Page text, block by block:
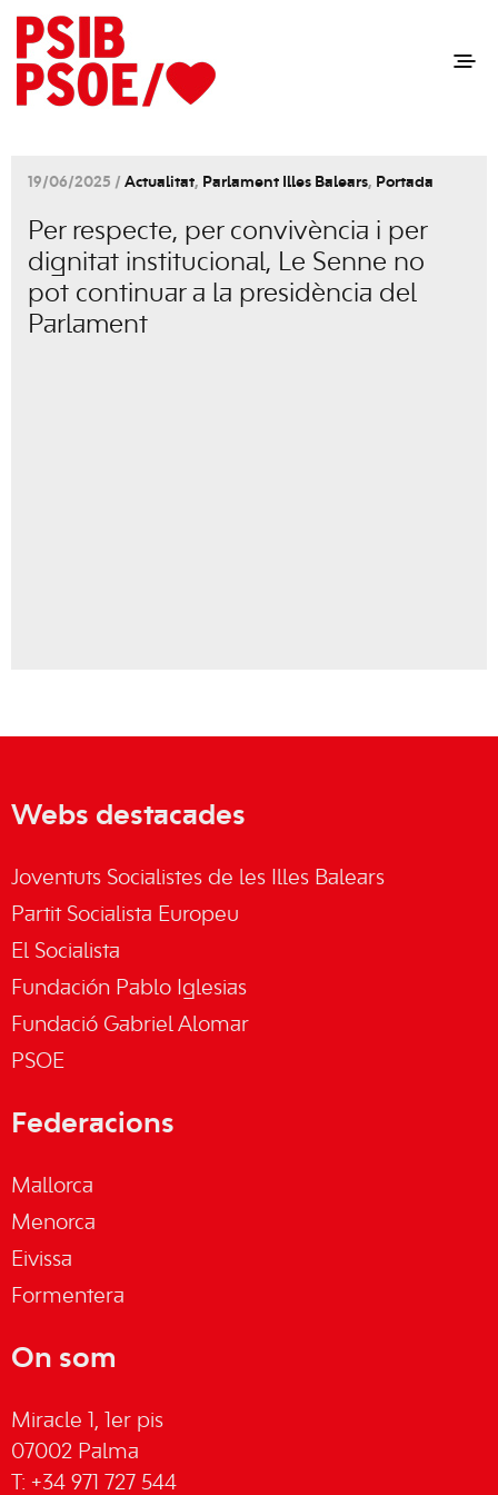
19/06/2025 / Actualitat, Parlament Illes Balears, Portada
Per respecte, per convivència i per
dignitat institucional, Le Senne no
pot continuar a la presidència del
Parlament
Webs destacades
Joventuts Socialistes de les Illes Balears
Partit Socialista Europeu
El Socialista
Fundación Pablo Iglesias
Fundació Gabriel Alomar
PSOE
Federacions
Mallorca
Menorca
Eivissa
Formentera
On som
Miracle 1, 1er pis
07002 Palma
T: +34 971 727 544